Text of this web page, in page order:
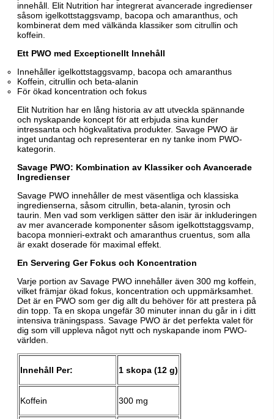
innehåll. Elit Nutrition har integrerat avancerade ingredienser
såsom igelkottstaggsvamp, bacopa och amaranthus, och
kombinerat dem med välkända klassiker som citrullin och
koffein.
Ett PWO med Exceptionellt Innehåll
Innehåller igelkottstaggsvamp, bacopa och amaranthus
Koffein, citrullin och beta-alanin
För ökad koncentration och fokus
Elit Nutrition har en lång historia av att utveckla spännande
och nyskapande koncept för att erbjuda sina kunder
intressanta och högkvalitativa produkter. Savage PWO är
inget undantag och representerar en ny tanke inom PWO-
kategorin.
Savage PWO: Kombination av Klassiker och Avancerade
Ingredienser
Savage PWO innehåller de mest väsentliga och klassiska
ingredienserna, såsom citrullin, beta-alanin, tyrosin och
taurin. Men vad som verkligen sätter den isär är inkluderingen
av mer avancerade komponenter såsom igelkottstaggsvamp,
bacopa monnieri-extrakt och amaranthus cruentus, som alla
är exakt doserade för maximal effekt.
En Servering Ger Fokus och Koncentration
Varje portion av Savage PWO innehåller även 300 mg koffein,
vilket främjar ökad fokus, koncentration och uppmärksamhet.
Det är en PWO som ger dig allt du behöver för att prestera på
din topp. Ta en skopa ungefär 30 minuter innan du går in i ditt
intensiva träningspass. Savage PWO är det perfekta valet för
dig som vill uppleva något nytt och nyskapande inom PWO-
världen.
Innehåll Per: 1 skopa (12 g)
Koffein 300 mg